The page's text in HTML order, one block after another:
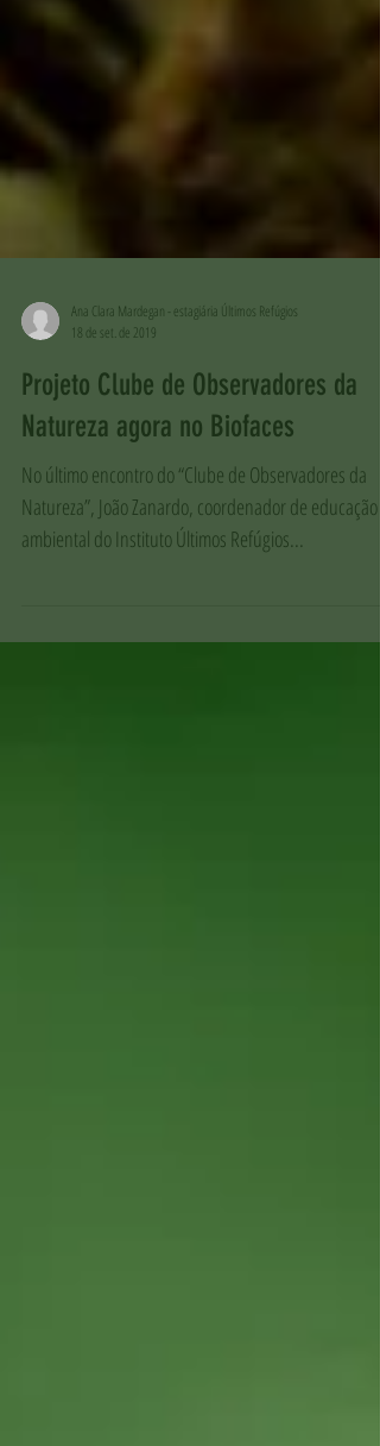
Ana Clara Mardegan - estagiária Últimos Refúgios
18 de set. de 2019
Projeto Clube de Observadores da
Natureza agora no Biofaces
No último encontro do “Clube de Observadores da